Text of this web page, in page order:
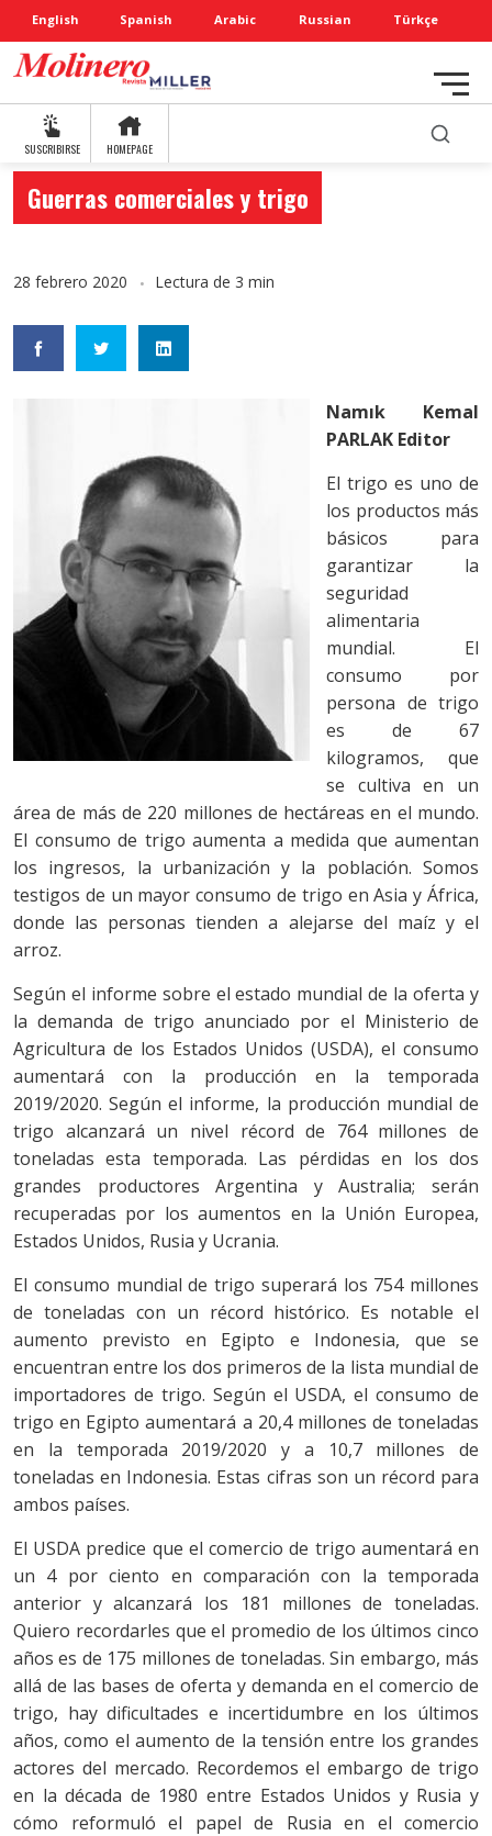
English Spanish Arabic Russian Türkçe
SUSCRIBIRSE HOMEPAGE
Guerras comerciales y trigo
28 febrero 2020 Lectura de 3 min
Namık Kemal
PARLAK Editor
El trigo es uno de
los productos más
básicos para
garantizar la
seguridad
alimentaria
mundial. El
consumo por
persona de trigo
es de 67
kilogramos, que
se cultiva en un
área de más de 220 millones de hectáreas en el mundo.
El consumo de trigo aumenta a medida que aumentan
los ingresos, la urbanización y la población. Somos
testigos de un mayor consumo de trigo en Asia y África,
donde las personas tienden a alejarse del maíz y el
arroz.
Según el informe sobre el estado mundial de la oferta y
la demanda de trigo anunciado por el Ministerio de
Agricultura de los Estados Unidos (USDA), el consumo
aumentará con la producción en la temporada
2019/2020. Según el informe, la producción mundial de
trigo alcanzará un nivel récord de 764 millones de
toneladas esta temporada. Las pérdidas en los dos
grandes productores Argentina y Australia; serán
recuperadas por los aumentos en la Unión Europea,
Estados Unidos, Rusia y Ucrania.
El consumo mundial de trigo superará los 754 millones
de toneladas con un récord histórico. Es notable el
aumento previsto en Egipto e Indonesia, que se
encuentran entre los dos primeros de la lista mundial de
importadores de trigo. Según el USDA, el consumo de
trigo en Egipto aumentará a 20,4 millones de toneladas
en la temporada 2019/2020 y a 10,7 millones de
toneladas en Indonesia. Estas cifras son un récord para
ambos países.
El USDA predice que el comercio de trigo aumentará en
un 4 por ciento en comparación con la temporada
anterior y alcanzará los 181 millones de toneladas.
Quiero recordarles que el promedio de los últimos cinco
años es de 175 millones de toneladas. Sin embargo, más
allá de las bases de oferta y demanda en el comercio de
trigo, hay dificultades e incertidumbre en los últimos
años, como el aumento de la tensión entre los grandes
actores del mercado. Recordemos el embargo de trigo
en la década de 1980 entre Estados Unidos y Rusia y
cómo reformuló el papel de Rusia en el comercio